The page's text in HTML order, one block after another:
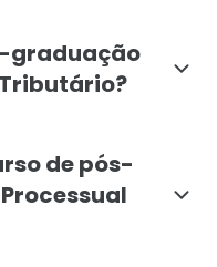
graduação
de pós-